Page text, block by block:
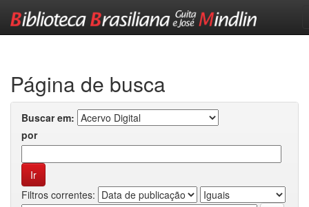
Página de busca
Buscar em:
por
Filtros correntes: